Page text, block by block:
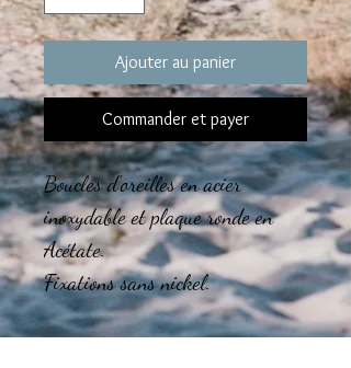
Ajouter au panier
Commander et payer
Boucles d'oreilles en acier
inoxydable et plaque ronde en
Acétate.
Fixations sans nickel.